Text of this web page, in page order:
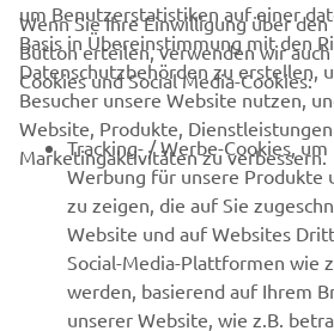
UNTERNEHMEN
B2B
MEHR VON YAMAHA
SUPPORT
um Benutzerstatistiken auf einer
Basis in Übereinstimmung mit den
Datenschutzbehörden zu erstellen,
Besucher unsere Website nutzen,
Website, Produkte,
Marketingaktivitäten zu verbessern.
Wenn Sie Ihre Einwilligung über
Button erteilen, verwenden wir
Cookies und Social Media-Cookies:
Tracking- / Werbe-Cookies,
Werbung für unsere Produkte
zu zeigen, die auf Sie
Website und auf Websites
Social-Media-Plattformen wie
werden, basierend auf Ihrem
unserer Website, wie z.B.